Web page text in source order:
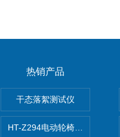
热销产品
干态落絮测试仪
HT-Z294电动轮椅车耗电量测